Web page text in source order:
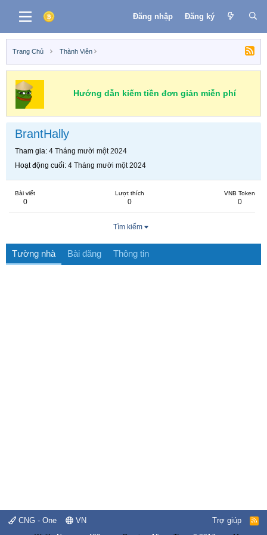
Đăng nhập Đăng ký
Trang Chủ Thành Viên
Hướng dẫn kiếm tiền đơn giản miễn phí
BrantHally
Tham gia 4 Tháng mười một 2024
Hoạt động cuối 4 Tháng mười một 2024
Bài viết
0
Lượt thích
0
VNB Token
0
Tìm kiếm
Tường nhà Bài đăng Thông tin
CNG - One VN Trợ giúp
R